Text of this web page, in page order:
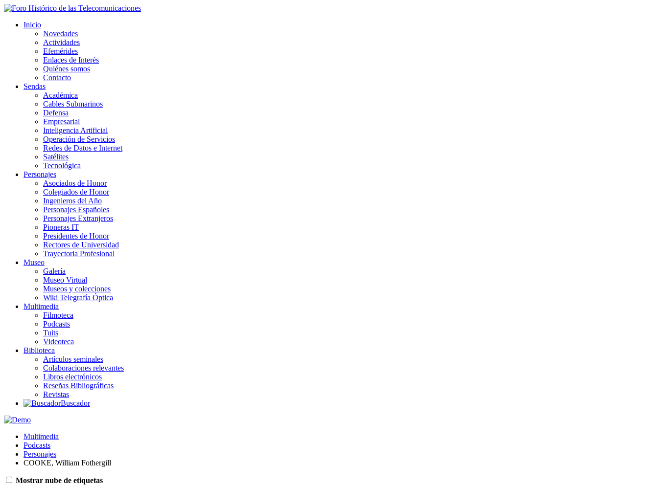
Inicio
Novedades
Actividades
Efemérides
Enlaces de Interés
Quiénes somos
Contacto
Sendas
Académica
Cables Submarinos
Defensa
Empresarial
Inteligencia Artificial
Operación de Servicios
Redes de Datos e Internet
Satélites
Tecnológica
Personajes
Asociados de Honor
Colegiados de Honor
Ingenieros del Año
Personajes Españoles
Personajes Extranjeros
Pioneras IT
Presidentes de Honor
Rectores de Universidad
Trayectoria Profesional
Museo
Galería
Museo Virtual
Museos y colecciones
Wiki Telegrafía Óptica
Multimedia
Filmoteca
Podcasts
Tuits
Videoteca
Biblioteca
Artículos seminales
Colaboraciones relevantes
Libros electrónicos
Reseñas Bibliográficas
Revistas
Buscador
Multimedia
Podcasts
Personajes
COOKE, William Fothergill
Mostrar nube de etiquetas